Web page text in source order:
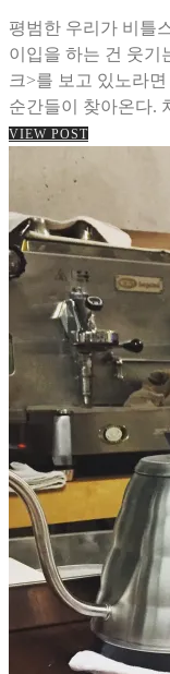
평범한 우리가 비틀
이입을 하는 건 웃기
크>를 보고 있노라
순간들이 찾아온다.
VIEW POST